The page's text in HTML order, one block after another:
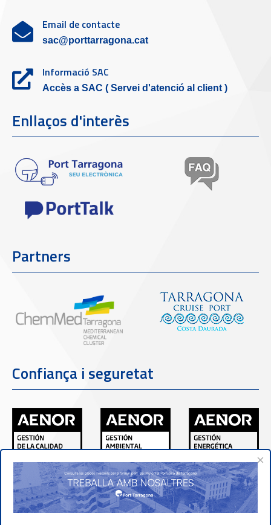
Email de contacte
sac@porttarragona.cat
Informació SAC
Accès a SAC ( Servei d'atenció al client )
Enllaços d'interès
Partners
Confiança i seguretat
×